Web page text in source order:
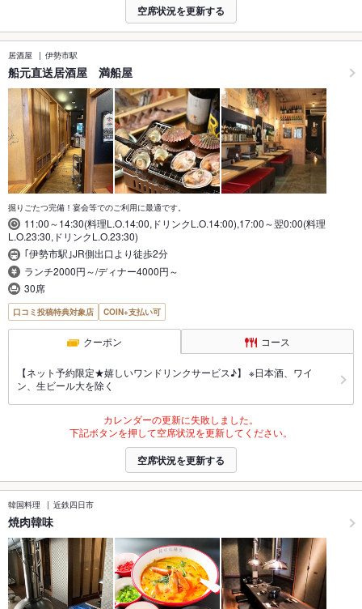
空席状況を更新する
居酒屋 伊勢市駅
船元直送居酒屋 満船屋
掘りごたつ完備！宴会等でのご利用に最適です。
11:00～14:30(料理L.O.14:00,ドリンクL.O.14:00),17:00～翌0:00(料理
L.O.23:30,ドリンクL.O.23:30)
｢伊勢市駅｣JR側出口より徒歩2分
ランチ2000円～/ディナー4000円～
30席
口コミ投稿特典対象店 COIN+支払い可
クーポン コース
【ネット予約限定★嬉しいワンドリンクサービス♪】 ※日本酒、ワイ
ン、生ビール大を除く
カレンダーの更新に失敗しました。
下記ボタンを押して空席状況を更新してください。
空席状況を更新する
韓国料理 近鉄四日市
焼肉韓味